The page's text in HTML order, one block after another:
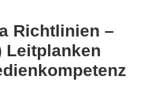
Richtlinien –
Leitplanken